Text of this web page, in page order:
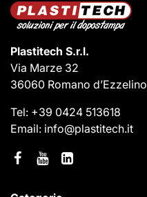
Plastitech S.r.l.
Via Marze 32
36060 Romano d’Ezzelino
Tel: +39 0424 513618
Email: info@plastitech.it